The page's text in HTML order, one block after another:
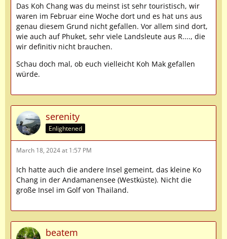
Das Koh Chang was du meinst ist sehr touristisch, wir
waren im Februar eine Woche dort und es hat uns aus
genau diesem Grund nicht gefallen. Vor allem sind dort,
wie auch auf Phuket, sehr viele Landsleute aus R...., die
wir definitiv nicht brauchen.
Schau doch mal, ob euch vielleicht Koh Mak gefallen
würde.
serenity
Enlightened
March 18, 2024 at 1:57 PM
Ich hatte auch die andere Insel gemeint, das kleine Ko
Chang in der Andamanensee (Westküste). Nicht die
große Insel im Golf von Thailand.
beatem